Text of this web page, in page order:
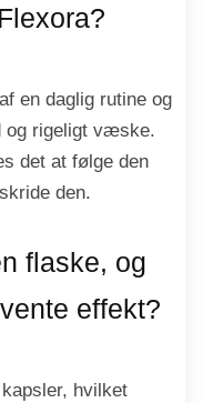
en daglig rutine og
og rigeligt væske.
det at følge den
den.
flaske, og
effekt?
hvilket